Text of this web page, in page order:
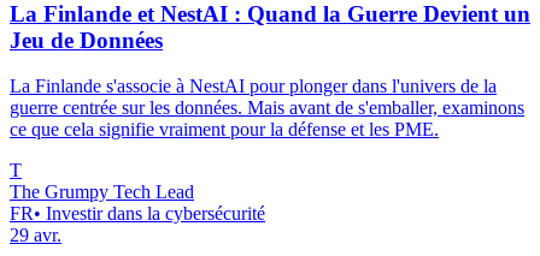
La Finlande et NestAI : Quand la Guerre Devient un
Jeu de Données
La Finlande s'associe à NestAI pour plonger dans l'univers de la
guerre centrée sur les données. Mais avant de s'emballer, examinons
ce que cela signifie vraiment pour la défense et les PME.
T
The Grumpy Tech Lead
FR• Investir dans la cybersécurité
29 avr.